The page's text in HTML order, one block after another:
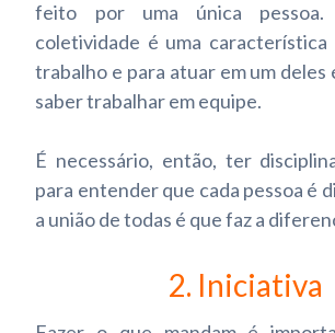
feito por uma única
coletividade é uma
trabalho e para atuar em um deles
saber trabalhar em equipe.
É necessário, então, ter
para entender que cada pessoa é
a união de todas é que faz a
2. Iniciativa